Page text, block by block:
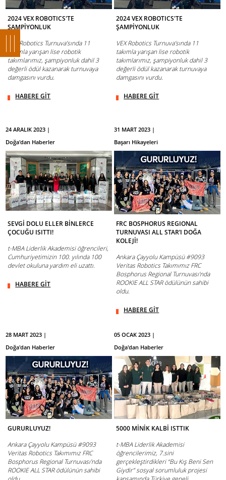
2024 VEX ROBOTICS'TE
ŞAMPİYONLUK
VEX Robotics Turnuva’sında 11
takımla yarışan lise robotik
takımlarımız, şampiyonluk dahil 3
değerli ödül kazanarak turnuvaya
damgasını vurdu.
HABERE GİT
2024 VEX ROBOTICS'TE
ŞAMPİYONLUK
VEX Robotics Turnuva’sında 11
takımla yarışan lise robotik
takımlarımız, şampiyonluk dahil 3
değerli ödül kazanarak turnuvaya
damgasını vurdu.
HABERE GİT
24 ARALIK 2023 |
Doğa'dan Haberler
SEVGİ DOLU ELLER BİNLERCE
ÇOCUĞU ISITTI!
t-MBA Liderlik Akademisi öğrencileri,
Cumhuriyetimizin 100. yılında 100
devlet okuluna yardım eli uzattı.
HABERE GİT
31 MART 2023 |
Başarı Hikayeleri
FRC BOSPHORUS REGIONAL
TURNUVASI ALL STAR’I DOĞA
KOLEJİ!
Ankara Çayyolu Kampüsü #9093
Veritas Robotics Takımımız FRC
Bosphorus Regional Turnuvası’nda
ROOKIE ALL STAR ödülünün sahibi
oldu.
HABERE GİT
28 MART 2023 |
Doğa'dan Haberler
GURURLUYUZ!
Ankara Çayyolu Kampüsü #9093
Veritas Robotics Takımımız FRC
Bosphorus Regional Turnuvası’nda
ROOKIE ALL STAR ödülünün sahibi
05 OCAK 2023 |
Doğa'dan Haberler
5000 MİNİK KALBİ ISTTIK
t-MBA Liderlik Akademisi
öğrencilerimiz, 7.sini
gerçekleştirdikleri “Bu Kış Beni Sen
Giydir” sosyal sorumluluk projesi